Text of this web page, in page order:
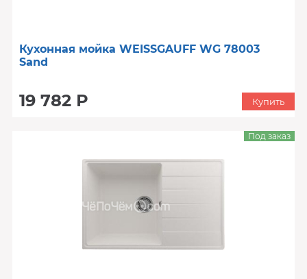
Кухонная мойка WEISSGAUFF WG 78003
Sand
19 782 Р Купить
Под заказ